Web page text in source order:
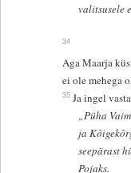
valitsusele
34
Aga Maarja
ei ole mehega
35 Ja ingel
„Püha
ja
seepärast
Pojaks.